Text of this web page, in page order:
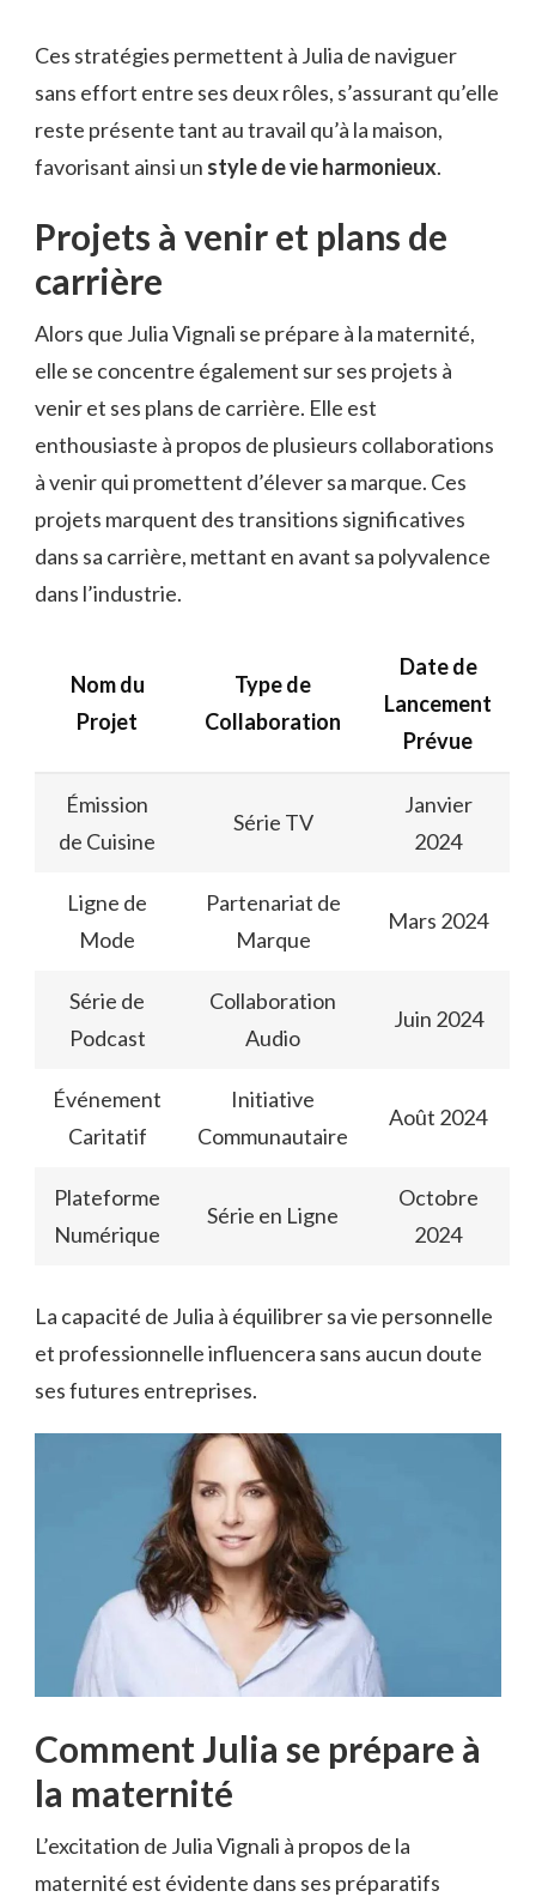
Ces stratégies permettent à Julia de naviguer
sans effort entre ses deux rôles, s’assurant qu’elle
reste présente tant au travail qu’à la maison,
favorisant ainsi un style de vie harmonieux.
Projets à venir et plans de
carrière
Alors que Julia Vignali se prépare à la maternité,
elle se concentre également sur ses projets à
venir et ses plans de carrière. Elle est
enthousiaste à propos de plusieurs collaborations
à venir qui promettent d’élever sa marque. Ces
projets marquent des transitions significatives
dans sa carrière, mettant en avant sa polyvalence
dans l’industrie.
Nom du
Projet
Type de
Collaboration
Date de
Lancement
Prévue
Émission
de Cuisine
Série TV
Janvier
2024
Ligne de
Mode
Partenariat de
Marque
Mars 2024
Série de
Podcast
Collaboration
Audio
Juin 2024
Événement
Caritatif
Initiative
Communautaire
Août 2024
Plateforme
Numérique
Série en Ligne
Octobre
2024
La capacité de Julia à équilibrer sa vie personnelle
et professionnelle influencera sans aucun doute
ses futures entreprises.
Comment Julia se prépare à
la maternité
L’excitation de Julia Vignali à propos de la
maternité est évidente dans ses préparatifs